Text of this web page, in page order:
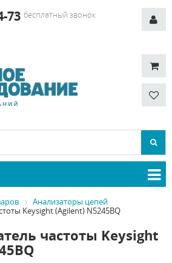
73 бесплатный звонок
Анализаторы цепей
Keysight (Agilent) N5245BQ
частоты Keysight